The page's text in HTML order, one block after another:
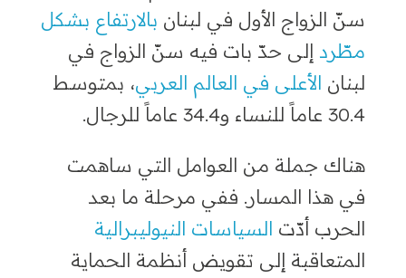
سنّ الزواج الأول في لبنانبالارتفاع بشكل
مطّردإلى حدّ بات فيه سنّ الزواج في
لبنانالأعلى في العالم العربي ، بمتوسط
30.4 عاماً للنساء و34.4 عاماً للرجال.
هناك جملة من العوامل التي ساهمت
في هذا المسار. ففي مرحلة ما بعد
الحرب أدّتالسياسات النيوليبرالية
المتعاقبة إلى تقويض أنظمة الحماية